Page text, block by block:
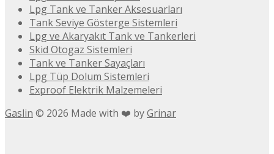
Lpg Tank ve Tanker Aksesuarları
Tank Seviye Gösterge Sistemleri
Lpg ve Akaryakıt Tank ve Tankerleri
Skid Otogaz Sistemleri
Tank ve Tanker Sayaçları
Lpg Tüp Dolum Sistemleri
Exproof Elektrik Malzemeleri
Gaslin © 2026 Made with ❤️ byGrinar